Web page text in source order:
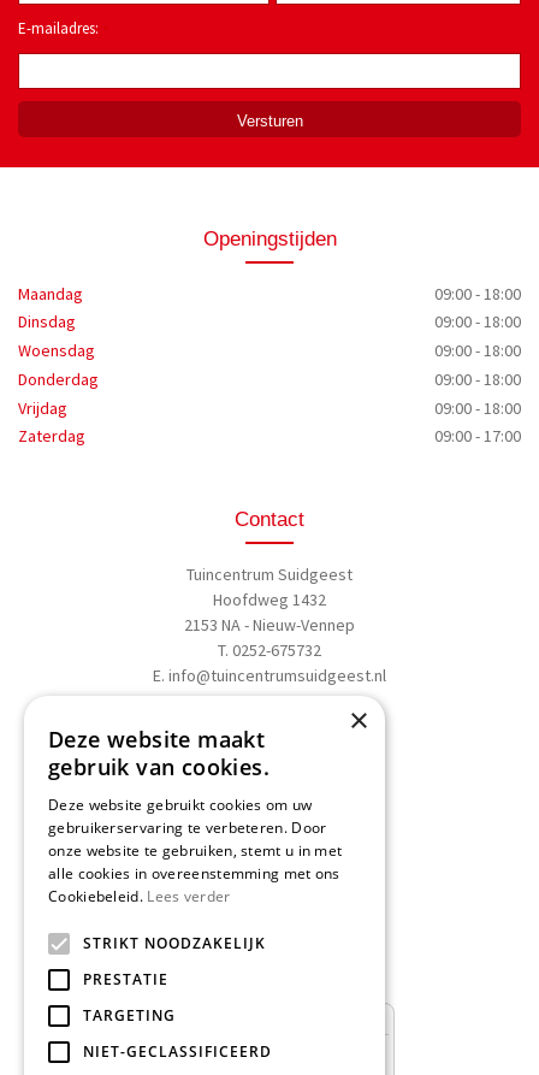
E-mailadres:
Openingstijden
Maandag
09:00 - 18:00
Dinsdag
09:00 - 18:00
Woensdag
09:00 - 18:00
Donderdag
09:00 - 18:00
Vrijdag
09:00 - 18:00
Zaterdag
09:00 - 17:00
Contact
Tuincentrum Suidgeest
Hoofdweg 1432
2153 NA - Nieuw-Vennep
T. 0252-675732
E. info@tuincentrumsuidgeest.nl
Routebeschrijving
Schrijf een recensie
Nationale Tuinbon t.w.v. € 25,-!
×
Deze website maakt
gebruik van cookies.
Deze website gebruikt cookies om uw
gebruikerservaring te verbeteren. Door
onze website te gebruiken, stemt u in met
alle cookies in overeenstemming met ons
Cookiebeleid. Lees verder
STRIKT NOODZAKELIJK
PRESTATIE
TARGETING
NIET-GECLASSIFICEERD